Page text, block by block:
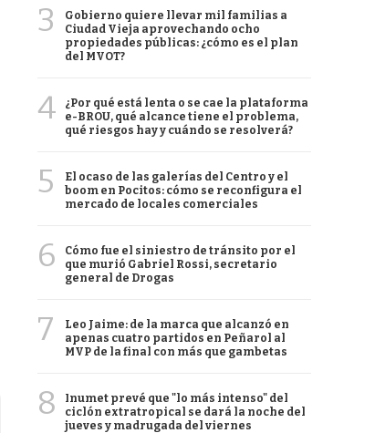
3
Gobierno quiere llevar mil familias a
Ciudad Vieja aprovechando ocho
propiedades públicas: ¿cómo es el plan
del MVOT?
4
¿Por qué está lenta o se cae la plataforma
e-BROU, qué alcance tiene el problema,
qué riesgos hay y cuándo se resolverá?
5
El ocaso de las galerías del Centro y el
boom en Pocitos: cómo se reconfigura el
mercado de locales comerciales
6
Cómo fue el siniestro de tránsito por el
que murió Gabriel Rossi, secretario
general de Drogas
7
Leo Jaime: de la marca que alcanzó en
apenas cuatro partidos en Peñarol al
MVP de la final con más que gambetas
8
Inumet prevé que "lo más intenso" del
ciclón extratropical se dará la noche del
jueves y madrugada del viernes